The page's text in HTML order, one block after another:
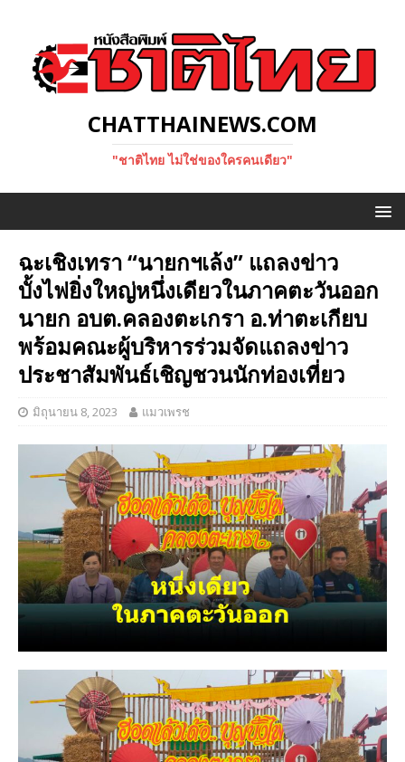
CHATTHAINEWS.COM
"ชาติไทย ไม่ใช่ของใครคนเดียว"
ฉะเชิงเทรา “นายกฯเล้ง” แถลงข่าว
บั้งไฟยิ่งใหญ่หนึ่งเดียวในภาคตะวันออก
นายก อบต.คลองตะเกรา อ.ท่าตะเกียบ
พร้อมคณะผู้บริหารร่วมจัดแถลงข่าว
ประชาสัมพันธ์เชิญชวนนักท่องเที่ยว
มิถุนายน 8, 2023 แมวเพรช